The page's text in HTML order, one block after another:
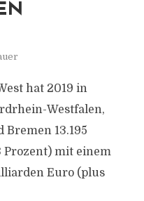
hat 2019 in
Westfalen,
13.195
Prozent) mit einem
Euro (plus